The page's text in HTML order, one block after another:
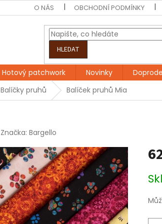
O NÁS OBCHODNÍ PODMÍNKY
HLEDAT
Hotový patchwork Novinky
Balíčky pruhů Balíček pruhů Mia
Značka:Bargello
cena: